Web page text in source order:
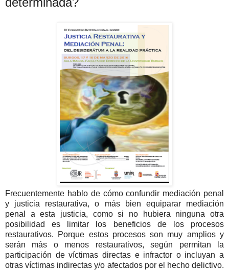
Frecuentemente hablo de cómo confundir mediación penal
y justicia restaurativa, o más bien equiparar mediación
penal a esta justicia, como si no hubiera ninguna otra
posibilidad es limitar los beneficios de los procesos
restaurativos. Porque estos procesos son muy amplios y
serán más o menos restaurativos, según permitan la
participación de víctimas directas e infractor o incluyan a
otras víctimas indirectas y/o afectados por el hecho delictivo.